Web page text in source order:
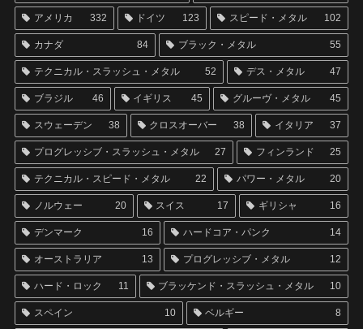
アメリカ 332 ドイツ 123 スピード・メタル 102
カナダ 84 ブラック・メタル 55
テクニカル・スラッシュ・メタル 52 デス・メタル 47
ブラジル 46 イギリス 45 グルーヴ・メタル 45
スウェーデン 38 クロスオーバー 38 イタリア 37
プログレッシブ・スラッシュ・メタル 27 フィンランド 25
テクニカル・スピード・メタル 22 パワー・メタル 20
ノルウェー 20 スイス 17 ギリシャ 16
デンマーク 16 ハードコア・パンク 14
オーストラリア 13 プログレッシブ・メタル 12
ハード・ロック 11 ブラッケンド・スラッシュ・メタル 10
スペイン 10 ベルギー 8